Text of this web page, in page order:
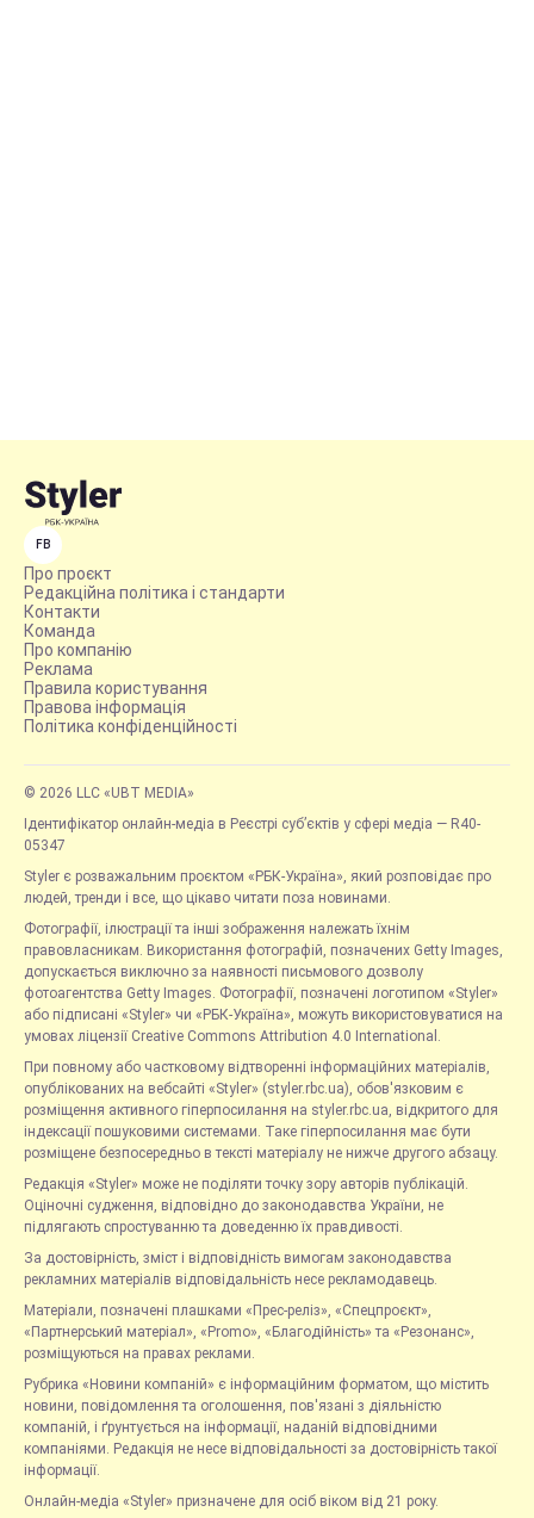
FB
Про проєкт
Редакційна політика і стандарти
Контакти
Команда
Про компанію
Реклама
Правила користування
Правова інформація
Політика конфіденційності
© 2026 LLC «UBT MEDIA»
Ідентифікатор онлайн-медіа в Реєстрі суб’єктів у сфері медіа — R40-
05347
Styler є розважальним проєктом «РБК-Україна», який розповідає про
людей, тренди і все, що цікаво читати поза новинами.
Фотографії, ілюстрації та інші зображення належать їхнім
правовласникам. Використання фотографій, позначених Getty Images,
допускається виключно за наявності письмового дозволу
фотоагентства Getty Images. Фотографії, позначені логотипом «Styler»
або підписані «Styler» чи «РБК-Україна», можуть використовуватися на
умовах ліцензії Creative Commons Attribution 4.0 International.
При повному або частковому відтворенні інформаційних матеріалів,
опублікованих на вебсайті «Styler» (styler.rbc.ua), обов'язковим є
розміщення активного гіперпосилання на styler.rbc.ua, відкритого для
індексації пошуковими системами. Таке гіперпосилання має бути
розміщене безпосередньо в тексті матеріалу не нижче другого абзацу.
Редакція «Styler» може не поділяти точку зору авторів публікацій.
Оціночні судження, відповідно до законодавства України, не
підлягають спростуванню та доведенню їх правдивості.
За достовірність, зміст і відповідність вимогам законодавства
рекламних матеріалів відповідальність несе рекламодавець.
Матеріали, позначені плашками «Прес-реліз», «Спецпроєкт»,
«Партнерський матеріал», «Promo», «Благодійність» та «Резонанс»,
розміщуються на правах реклами.
Рубрика «Новини компаній» є інформаційним форматом, що містить
новини, повідомлення та оголошення, пов'язані з діяльністю
компаній, і ґрунтується на інформації, наданій відповідними
компаніями. Редакція не несе відповідальності за достовірність такої
інформації.
Онлайн-медіа «Styler» призначене для осіб віком від 21 року.